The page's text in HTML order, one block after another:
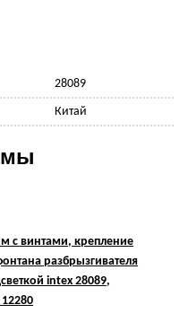
28089
Китай
мы
с винтами, крепление
разбрызгивателя
intex 28089,